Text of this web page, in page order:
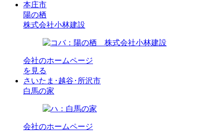
本庄市
陽の栖
株式会社小林建設
会社のホームページ
を見る
さいたま･越谷･所沢市
白馬の家
会社のホームページ